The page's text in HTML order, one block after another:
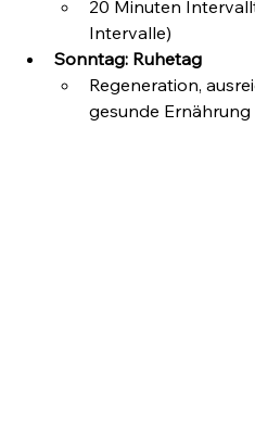
20 Minuten
Intervalle)
Sonntag: Ruhetag
Regeneration,
gesunde Ernährung